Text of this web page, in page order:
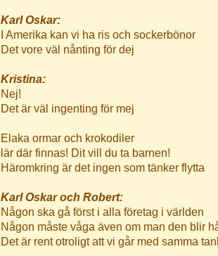
Karl Oskar:
I Amerika kan vi ha ris och sockerbönor
Det vore väl nånting för dej
Kristina:
Nej!
Det är väl ingenting för mej
Elaka ormar och krokodiler
lär där finnas! Dit vill du ta barnen!
Häromkring är det ingen som tänker flytta
Karl Oskar och Robert:
Någon ska gå först i alla företag i världen
Någon måste våga även om man den blir
Det är rent otroligt att vi går med samma